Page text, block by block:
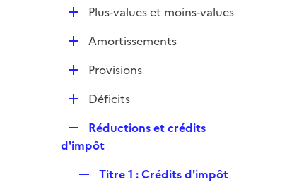
D
p
Plus-values et moins-values
D
r
Amortissements
D
e
r
Provisions
D
l
Déficits
e
l
Réductions et crédits
d'impôt
Titre 1 : Crédits d'impôt